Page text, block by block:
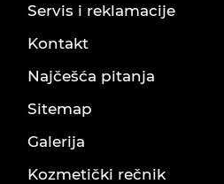
Servis i reklamacije
Kontakt
Najčešća pitanja
Sitemap
Galerija
Kozmetički rečnik